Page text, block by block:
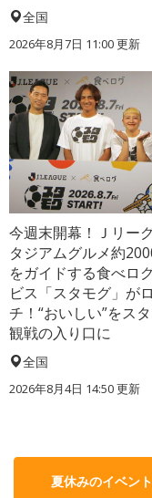
全国
2026年8月7日 11:00更新
今週末開幕！Ｊリー
タジアムグルメ約
をガイドする食べロ
ビス「スタモグ」が
チ！“おいしい”をス
観戦の入り口に
全国
2026年8月4日 14:50更新
夏休みのイベン